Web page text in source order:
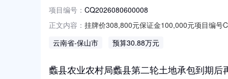
项目编号： CQ2026080600008
正文内容： 挂牌价308,800元保证金100,000元项目编号
实意思表示，转让标的权属清晰，我方对该
云南省-保山市 预算30.88万元
蠡县农业农村局蠡县第二轮土地承包到期